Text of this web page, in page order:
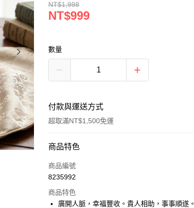
NT$1,998
NT$999
數量
付款與運送方式
超取滿NT$1,500免運
付款方式
信用卡一次付款
Apple Pay
商品特色
商品編號
8235992
商品特色
廣開人脈，幸福豐收。貴人相助，事事順遂。